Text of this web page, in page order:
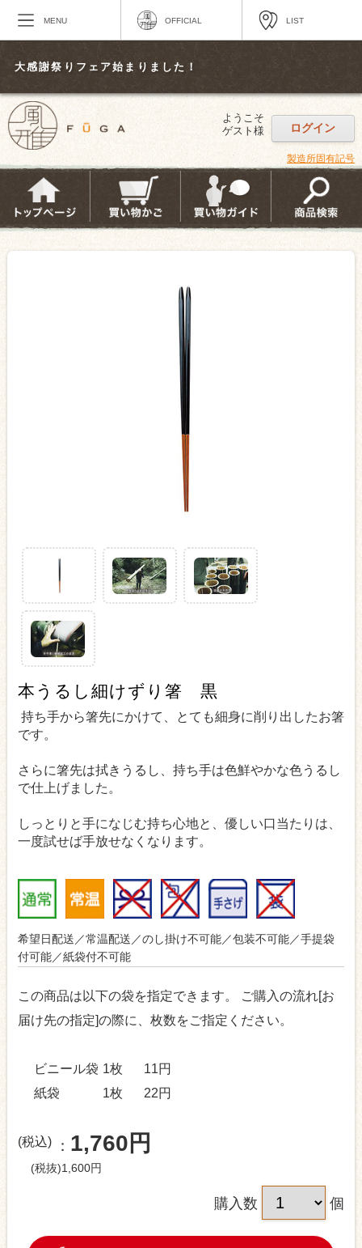
MENU OFFICIAL LIST
大感謝祭りフェア始まりました！
ようこそ
ゲスト様
ログイン
製造所固有記号
本うるし細けずり箸 黒
持ち手から箸先にかけて、とても細身に削り出したお箸
です。
さらに箸先は拭きうるし、持ち手は色鮮やかな色うるし
で仕上げました。
しっとりと手になじむ持ち心地と、優しい口当たりは、
一度試せば手放せなくなります。
希望日配送／常温配送／のし掛け不可能／包装不可能／手提袋
付可能／紙袋付不可能
この商品は以下の袋を指定できます。
ご購入の流れ[お
届け先の指定]の際に、枚数をご指定ください。
ビニール袋 1枚
11円
紙袋
1枚 22円
(税込) 1,760円
(税抜)1,600円
購入数 個